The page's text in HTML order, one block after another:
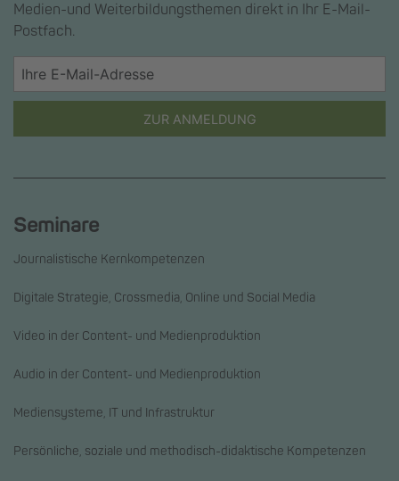
Medien-und Weiterbildungsthemen direkt in Ihr E-Mail-
Postfach.
ZUR ANMELDUNG
Seminare
Journalistische Kernkompetenzen
Digitale Strategie, Crossmedia, Online und Social Media
Video in der Content- und Medienproduktion
Audio in der Content- und Medienproduktion
Mediensysteme, IT und Infrastruktur
Persönliche, soziale und methodisch-didaktische Kompetenzen